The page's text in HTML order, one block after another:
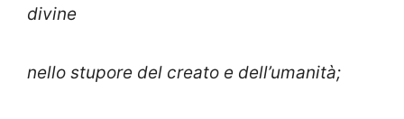
divine
nello stupore del creato e dell’umanità;